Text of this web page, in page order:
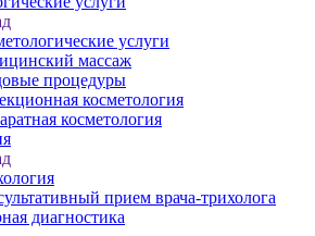
услуги
массаж
процедуры
косметология
косметология
прием врача-трихолога
диагностика